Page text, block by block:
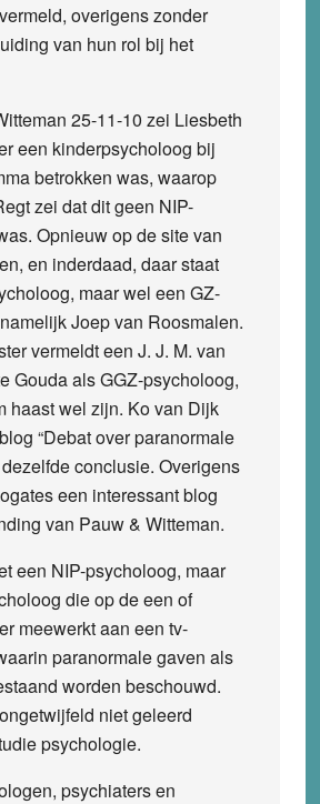
overigens zonder
van hun rol bij het
25-11-10 zei Liesbeth
een kinderpsycholoog bij
betrokken was, waarop
zei dat dit geen NIP-
Opnieuw op de site van
en inderdaad, daar staat
maar wel een GZ-
Joep van Roosmalen.
vermeldt een J. J. M. van
Gouda als GGZ-psycholoog,
haast wel zijn. Ko van Dijk
“Debat over paranormale
dezelfde conclusie. Overigens
een interessant blog
van Pauw & Witteman.
een NIP-psycholoog, maar
die op de een of
meewerkt aan een tv-
paranormale gaven als
worden beschouwd.
niet geleerd
psychologie.
psychiaters en